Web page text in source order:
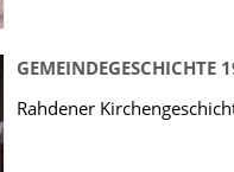
GEMEINDEGESCHICHTE
Rahdener